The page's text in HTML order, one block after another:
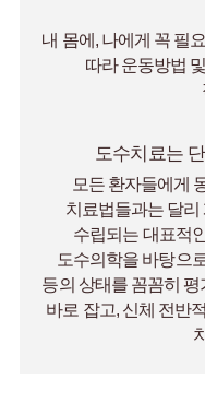
내 몸에, 나에게 꼭 필
따라운동방법
도수치료는
모든 환자들에게
치료법들과는 달리
수립되는 대표적
도수의학을 바탕으
등의 상태를 꼼꼼히
바로 잡고, 신체 전반